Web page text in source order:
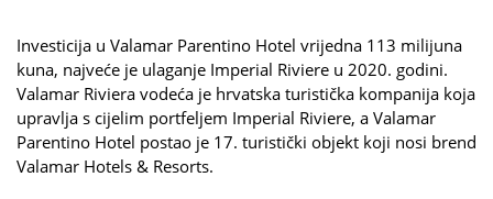
Investicija u Valamar Parentino Hotel vrijedna 113 milijuna
kuna, najveće je ulaganje Imperial Riviere u 2020. godini.
Valamar Riviera vodeća je hrvatska turistička kompanija koja
upravlja s cijelim portfeljem Imperial Riviere, a Valamar
Parentino Hotel postao je 17. turistički objekt koji nosi brend
Valamar Hotels & Resorts.